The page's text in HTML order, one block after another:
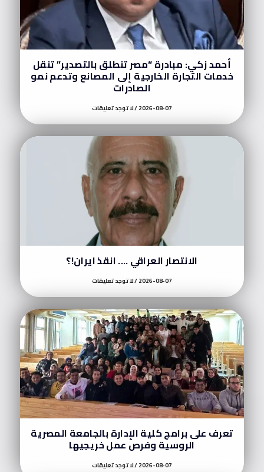
أحمد زكي: مبادرة “مصر تنطلق بالتصدير” تنقل
خدمات التجارة الخارجية إلى المصانع وتدعم نمو
الصادرات
2026-08-07 لا توجد تعليقات
الانتصار العراقي …. انقذ ايران!؟
2026-08-07 لا توجد تعليقات
تعرف على برامج كلية الإدارة بالجامعة المصرية
الروسية وفرص عمل خريجيها
2026-08-07 لا توجد تعليقات